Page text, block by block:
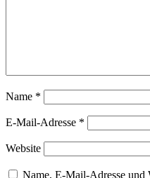
Name *
E-Mail-Adresse *
Website
Name, E-Mail-Adresse und